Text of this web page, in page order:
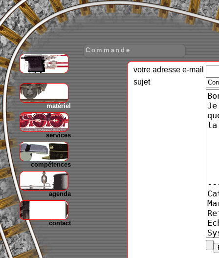
matériel
services
compétences
agenda
contact
Commande
votre adresse e-mail
sujet